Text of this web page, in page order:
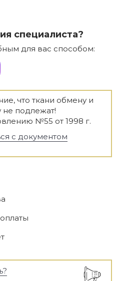
специалиста?
для вас способом:
что ткани обмену и
не подлежат!
№55 от 1998 г.
с документом